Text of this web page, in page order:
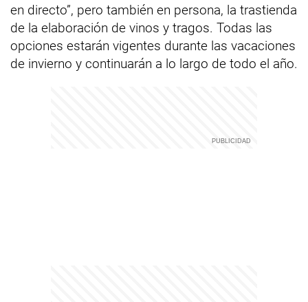
en directo”, pero también en persona, la trastienda
de la elaboración de vinos y tragos. Todas las
opciones estarán vigentes durante las vacaciones
de invierno y continuarán a lo largo de todo el año.